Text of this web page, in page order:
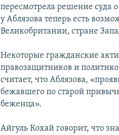
пересмотрела решение суда
у Аблязова теперь есть
Великобритании, стране
Некоторые гражданские
правозащитников и
считает, что Аблязова,
бежавшего по старой
беженца».
Айгуль Кохай говорит, что